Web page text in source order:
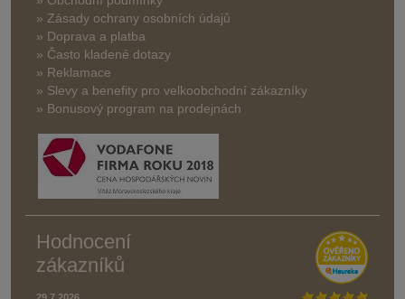
» Zásady ochrany osobních údajů
» Doprava a platba
» Často kladené dotazy
» Reklamace
» Slevy a benefity pro velkoobchodní zákazníky
» Bonusový program na prodejnách
Hodnocení
zákazníků